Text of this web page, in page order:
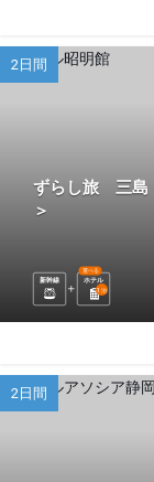
2日間
ずらし旅 三島
＞
新幹線 ホテル
選べる
1 泊
2日間